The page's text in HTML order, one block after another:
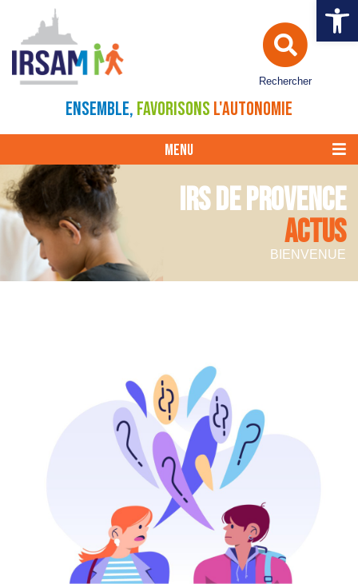
Ouvrir
Rechercher
ENSEMBLE, FAVORISONS L'AUTONOMIE
MENU
IRS DE PROVENCE
ACTUS
BIENVENUE